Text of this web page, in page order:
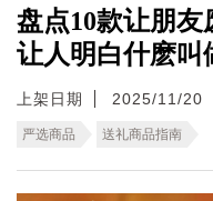
盘点10款让朋友
让人明白什麽叫
上架日期 2025/11/20
严选商品 送礼商品指南